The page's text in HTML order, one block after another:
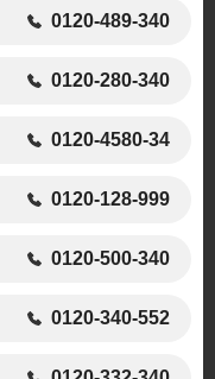
0120-489-340
0120-280-340
0120-4580-34
0120-128-999
0120-500-340
0120-340-552